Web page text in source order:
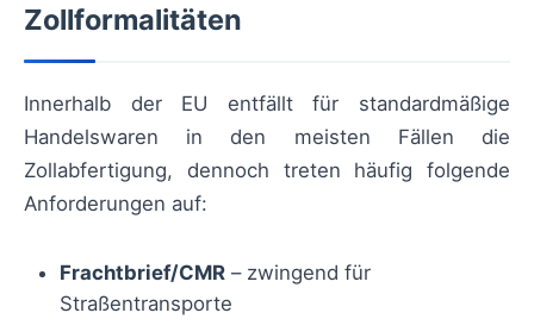
Zollformalitäten
Innerhalb der EU entfällt für standardmäßige
Handelswaren in den meisten Fällen die
Zollabfertigung, dennoch treten häufig folgende
Anforderungen auf:
Frachtbrief/CMR – zwingend für
Straßentransporte